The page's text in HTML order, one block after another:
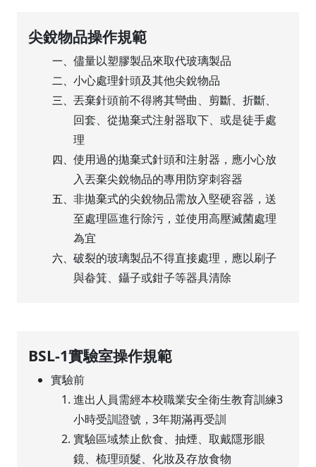
尖銳物品操作規範
一、儘量以塑膠製品來取代玻璃製品
二、小心處理針頭及其他尖銳物品
三、丟棄針頭前不得將其彎曲、剪斷、折斷、
回套、從拋棄式注射器取下、或是徒手處
理
四、使用過的拋棄式針頭和注射器，應小心放
入丟棄尖銳物品的專用防穿刺容器
五、非拋棄式的尖銳物品需放入堅硬容器，送
至處理區進行除污，並使用高壓滅菌處理
為宜
六、破裂的玻璃製品不得直接處理，應以刷子
與畚箕、鑷子或鉗子等器具清除
BSL-1實驗室操作規範
實驗前
進出人員需經本校職業安全衛生教育訓練3
小時受訓證號，3年期滿再受訓
實驗區域禁止飲食、抽煙、取戴隱形眼
鏡、梳理頭髮、化妝及存放食物